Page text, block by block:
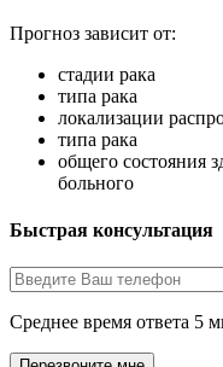
Прогноз зависит от:
стадии рака
типа рака
локализации
типа рака
общего состояния
больного
Быстрая консультация
Среднее время ответа 5